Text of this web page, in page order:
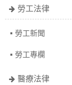
勞工法律
勞工新聞
勞工專欄
醫療法律